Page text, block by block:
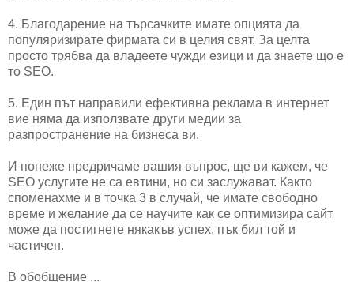
4. Благодарение на търсачките имате опцията да
популяризирате фирмата си в целия свят. За целта
просто трябва да владеете чужди езици и да знаете що е
то SEO.
5. Един път направили ефективна реклама в интернет
вие няма да използвате други медии за
разпространение на бизнеса ви.
И понеже предричаме вашия въпрос, ще ви кажем, че
SEO услугите не са евтини, но си заслужават. Както
споменахме и в точка 3 в случай, че имате свободно
време и желание да се научите как се оптимизира сайт
може да постигнете някакъв успех, пък бил той и
частичен.
В обобщение ...